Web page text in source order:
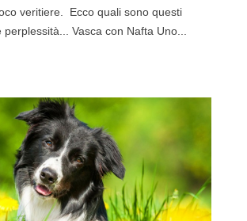
veritiere. Ecco quali sono questi
Vasca con Nafta Uno...